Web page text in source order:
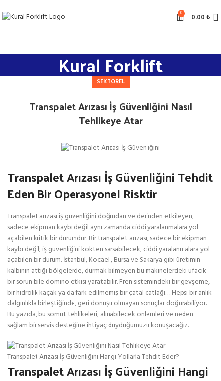
0 0.00₺
Kural Forklift
SEKTOREL
Transpalet Arızası İş Güvenliğini Nasıl
Tehlikeye Atar
Transpalet Arızası İş Güvenliğini Tehdit
Eden Bir Operasyonel Risktir
Transpalet arızası iş güvenliğini doğrudan ve derinden etkileyen,
sadece ekipman kaybı değil aynı zamanda ciddi yaralanmalara yol
açabilen kritik bir durumdur. Bir transpalet arızası, sadece bir ekipman
kaybı değil; iş güvenliğini kökten sarsabilecek, ciddi yaralanmalara yol
açabilen bir durum. İstanbul, Kocaeli, Bursa ve Sakarya gibi üretimin
kalbinin attığı bölgelerde, durmak bilmeyen bu makinelerdeki ufacık
bir sorun bile domino etkisi yaratabilir. Fren sistemindeki bir gevşeme,
bir hidrolik kaçak ya da fark edilmemiş bir çatal çatlağı… Hepsi bir anlık
dalgınlıkla birleştiğinde, geri dönüşü olmayan sonuçlar doğurabiliyor.
Bu yazıda, bu somut tehlikeleri, alınabilecek önlemleri ve neden
sağlam bir servis desteğine ihtiyaç duyduğumuzu konuşacağız.
Transpalet Arızası İş Güvenliğini Hangi Yollarla Tehdit Eder?
Transpalet Arızası İş Güvenliğini Hangi